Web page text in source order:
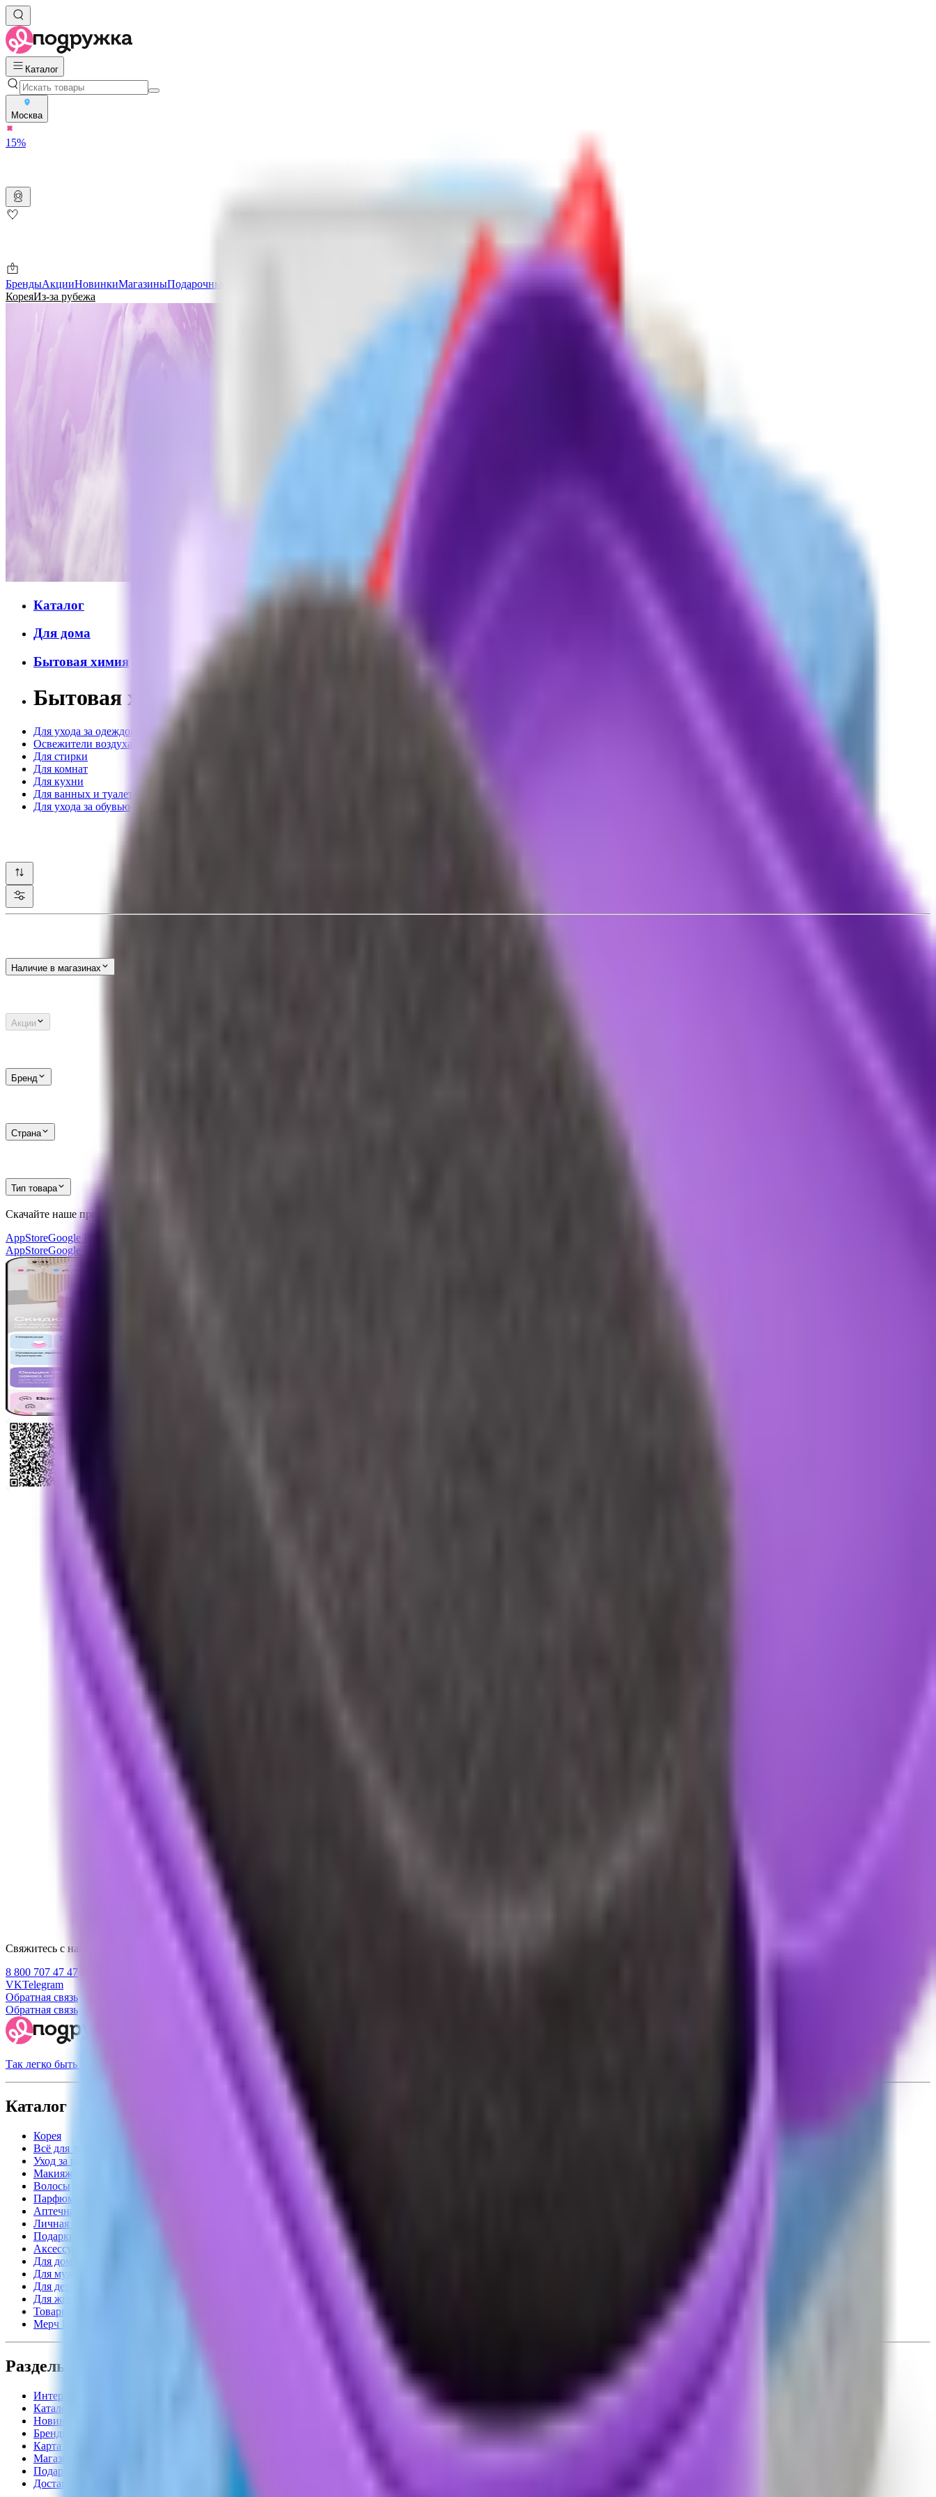
Каталог
Москва
15%
БрендыАкцииНовинкиМагазиныПодарочные карты Защита от солнца
КореяИз-за рубежа
Каталог
Для дома
Бытовая химия
Бытовая химия BIMAX
Для ухода за одеждой
Освежители воздуха
Для стирки
Для комнат
Для кухни
Для ванных и туалетов
Для ухода за обувью
Наличие в магазинах
Акции
Бренд
Страна
Тип товара
Скачайте наше приложение
AppStoreGoogle Play
AppStoreGoogle Play
Свяжитесь с нами
8 800 707 47 47
VKTelegram
Обратная связь
Обратная связь
Так легко быть красивой
Каталог
Корея
Всё для лета
Уход за кожей
Макияж
Волосы
Парфюм
Аптечная косметика
Личная гигиена
Подарки
Аксессуары
Для дома
Для мужчин
Для детей
Для животных
Товары для взрослых
Мерч Подружка
Разделы
Интернет-магазин
Каталог
Новинки
Бренды
Карта лояльности
Магазины
Подарочные карты
Доставка и оплата